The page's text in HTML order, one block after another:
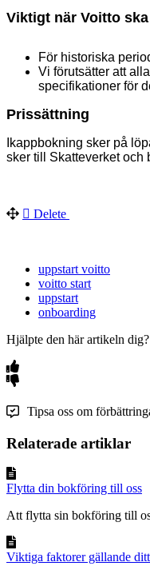
Viktigt när Voitto
För historiska
Vi förutsätter att
specifikationer för
Prissättning
Ikappbokning sker på
sker till Skatteverket och
Delete
uppstart voitto
voitto start
uppstart
onboarding
Hjälpte den här artikeln dig?
Tipsa oss om
Relaterade artiklar
Flytta din bokföring till oss
Att flytta sin bokföring till
Viktiga faktorer gällande